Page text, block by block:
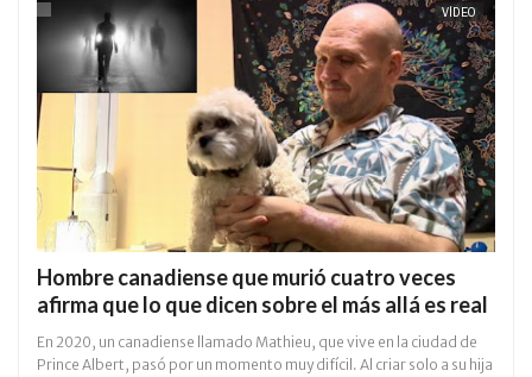
VÍDEO
Hombre canadiense que murió cuatro veces
afirma que lo que dicen sobre el más allá es real
En 2020, un canadiense llamado Mathieu, que vive en la ciudad de
Prince Albert, pasó por un momento muy difícil. Al criar solo a su hija